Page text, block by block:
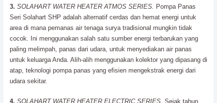
3. SOLAHART WATER HEATER ATMOS SERIES. Pompa Panas
Seri Solahart SHP adalah alternatif cerdas dan hemat energi untuk
area di mana pemanas air tenaga surya tradisional mungkin tidak
cocok. Ini menggunakan salah satu sumber energi terbarukan yang
paling melimpah, panas dari udara, untuk menyediakan air panas
untuk keluarga Anda. Alih-alih menggunakan kolektor yang dipasang di
atap, teknologi pompa panas yang efisien mengekstrak energi dari
udara sekitar.
4. SOLAHART WATER HEATER ELECTRIC SERIES. Sejak tahun